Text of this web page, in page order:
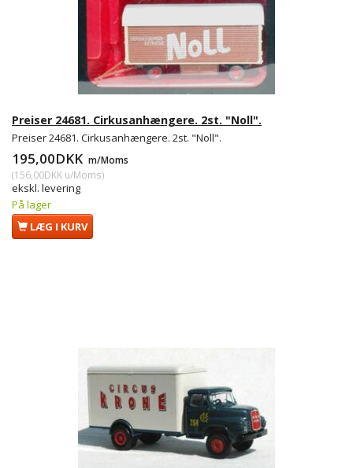
Preiser 24681. Cirkusanhængere. 2st. "Noll".
Preiser 24681. Cirkusanhængere. 2st. "Noll".
195,00DKK m/Moms
(156,00DKK u/Moms)
ekskl. levering
På lager
LÆG I KURV